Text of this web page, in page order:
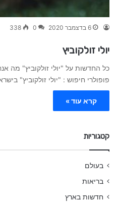
6 בדצמבר 2020 0
338
יולי זולקוביץ
כל החדשות על "יולי זולקוביץ" מה
פופולרי חיפוש : "יולי זולקוביץ" בישראל
קרא עוד »
קטגוריות
בעולם
בריאות
חדשות בארץ